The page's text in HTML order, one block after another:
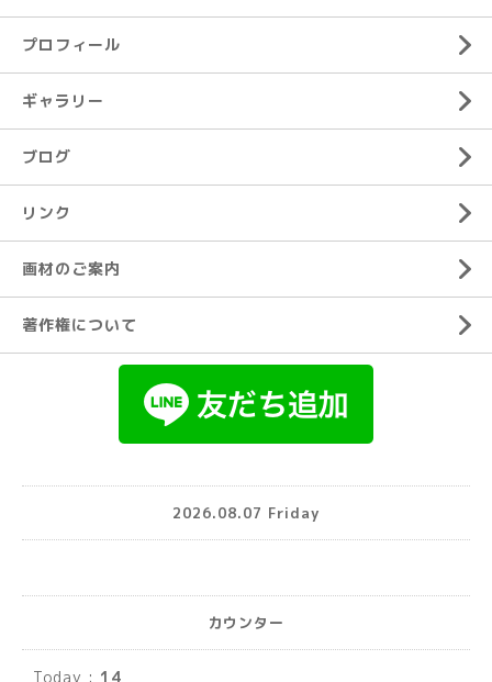
プロフィール
ギャラリー
ブログ
リンク
画材のご案内
著作権について
2026.08.07 Friday
カウンター
Today : 14